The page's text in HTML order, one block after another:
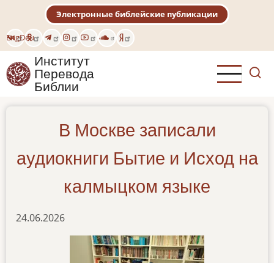
основному
содержанию
EngDeu
Электронные библейские публикации
Институт
Перевода
Библии
В Москве записали
аудиокниги Бытие и Исход на
калмыцком языке
24.06.2026